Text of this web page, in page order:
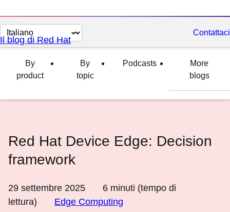
Cambia
lingua
Contattaci
Il blog di Red Hat
By
product
By
topic
Podcasts
More
blogs
Red Hat Device Edge: Decision
framework
29 settembre 2025 6 minuti (tempo di
lettura)
Edge Computing